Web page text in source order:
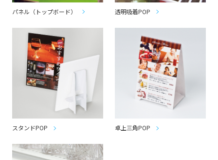
パネル（トップボード） 透明吸着POP
スタンドPOP 卓上三角POP